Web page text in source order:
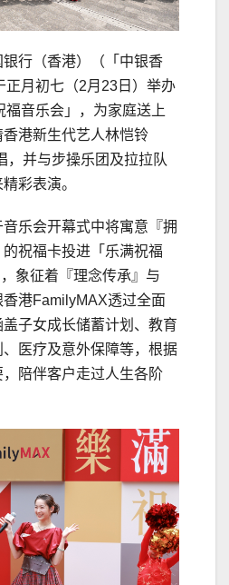
行（香港）（「中银香
正月初七（2月23日）举办
福音乐会」，为家庭送上
港新生代艺人林恺铃
，并与步操乐团及拉拉队
彩表演。
乐会开幕式中将寓意『拥
祝福卡投进「乐满祝福
象征着『理念传承』与
香港FamilyMAX透过全面
子女成长储蓄计划、教育
医疗及意外保障等，根据
陪伴客户走过人生各阶